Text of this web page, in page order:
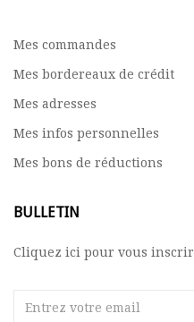
Mes commandes
Mes bordereaux de crédit
Mes adresses
Mes infos personnelles
Mes bons de réductions
BULLETIN
Cliquez ici pour vous